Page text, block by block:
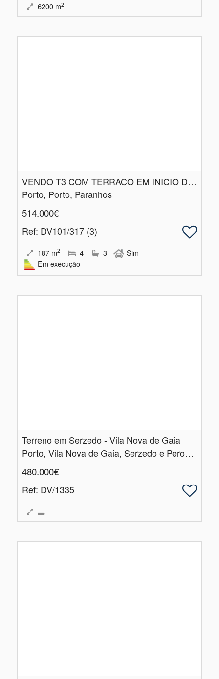
6200 m2
VENDO T3 COM TERRAÇO EM INICIO DE CONSTRUÇÃO
Porto, Porto, Paranhos
514.000€
Ref: DV101/317 (3)
187 m2 4 3
Sim
Em execução
Terreno em Serzedo - Vila Nova de Gaia
Porto, Vila Nova de Gaia, Serzedo e Perosinho
480.000€
Ref: DV/1335